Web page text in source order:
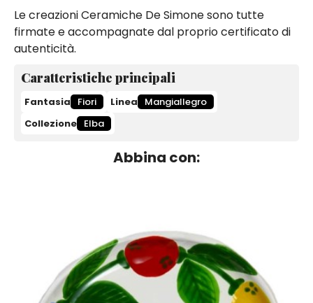
Le creazioni Ceramiche De Simone sono tutte
firmate e accompagnate dal proprio certificato di
autenticità.
Caratteristiche principali
Fantasia Fiori Linea
Mangiallegro
Collezione Elba
Abbina con: